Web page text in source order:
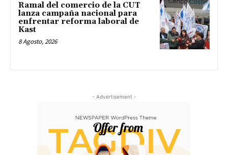
Ramal del comercio de la CUT
lanza campaña nacional para
enfrentar reforma laboral de
Kast
8 Agosto, 2026
- Advertisement -